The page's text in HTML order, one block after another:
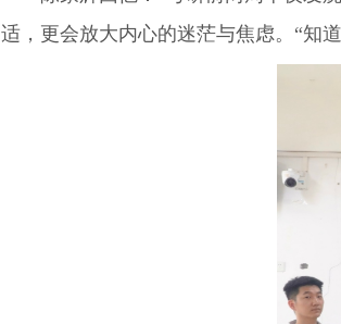
适，更会放大内心的迷茫与焦虑。“知